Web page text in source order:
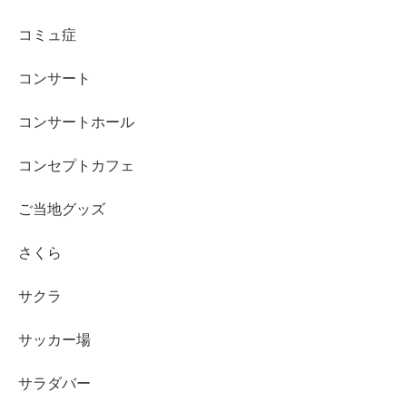
コミュ症
コンサート
コンサートホール
コンセプトカフェ
ご当地グッズ
さくら
サクラ
サッカー場
サラダバー